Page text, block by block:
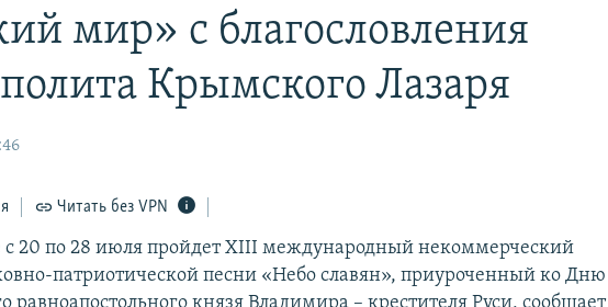
мир» с благословления
Крымского Лазаря
Читать без VPN
с 20 по 28 июля пройдет XIII международный некоммерческий
патриотической песни «Небо славян», приуроченный ко Дню